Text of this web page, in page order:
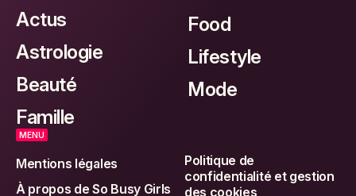
Actus
Astrologie
Beauté
Famille
Food
Lifestyle
Mode
MENU
Mentions légales
À propos de So Busy Girls
Politique de
confidentialité et gestion
des cookies